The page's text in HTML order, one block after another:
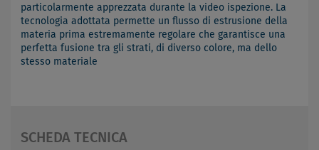
particolarmente apprezzata durante la video ispezione. La
tecnologia adottata permette un flusso di estrusione della
materia prima estremamente regolare che garantisce una
perfetta fusione tra gli strati, di diverso colore, ma dello
stesso materiale
SCHEDA TECNICA